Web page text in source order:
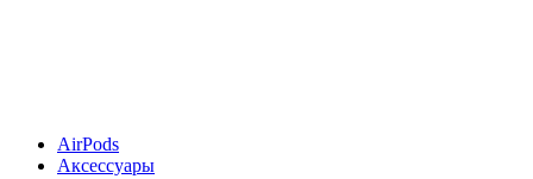
AirPods
Аксессуары